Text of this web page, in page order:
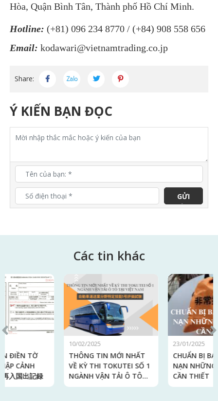
Hòa, Quận Bình Tân, Thành phố Hồ Chí Minh.
Hotline: (+81) 096 234 8770 / (+84) 908 558 656
Email: kodawari@vietnamtrading.co.jp
Share:
Ý KIẾN BẠN ĐỌC
GỬI
ĐÁNH
Các tin khác
THÔNG TIN MỚI NHẤT
VỀ KỲ THI TOKUTEI SỐ 1
NGÀNH VẬN TẢI Ô TÔ
TẠI VIỆT NAM 自動車運送
CHUẨN BỊ BALO ĐI LÁNH
NẠN NHỮNG VẬT DỤNG
CẦN THIẾT